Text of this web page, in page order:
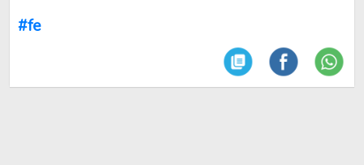
#fe